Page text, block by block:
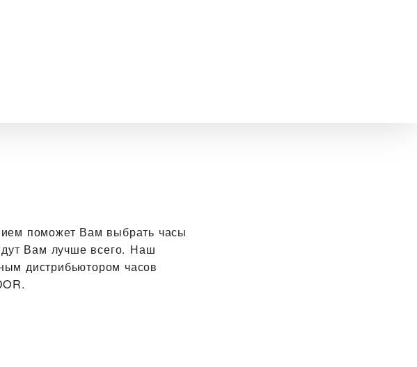
поможет Вам выбрать часы
Вам лучше всего. Наш
дистрибьютором часов